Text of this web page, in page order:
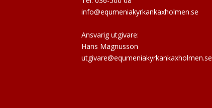
info@equmeniakyrkankaxholmen.se
Ansvarig utgivare:
Hans Magnusson
utgivare@equmeniakyrkankaxholmen.se